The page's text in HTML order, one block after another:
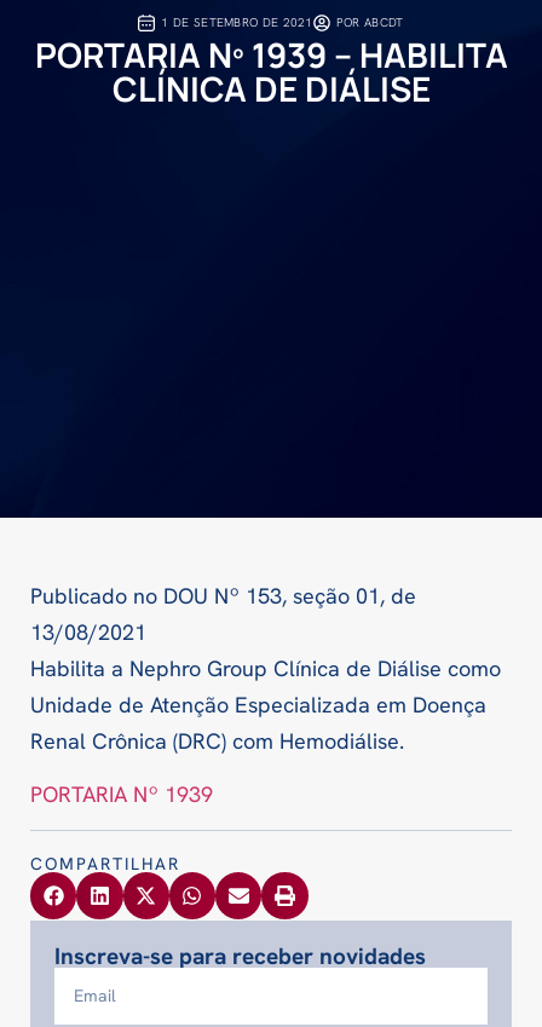
1 DE SETEMBRO DE 2021 POR ABCDT
PORTARIA Nº 1939 – HABILITA
CLÍNICA DE DIÁLISE
Publicado no DOU Nº 153, seção 01, de
13/08/2021
Habilita a Nephro Group Clínica de Diálise como
Unidade de Atenção Especializada em Doença
Renal Crônica (DRC) com Hemodiálise.
PORTARIA Nº 1939
COMPARTILHAR
Inscreva-se para receber novidades